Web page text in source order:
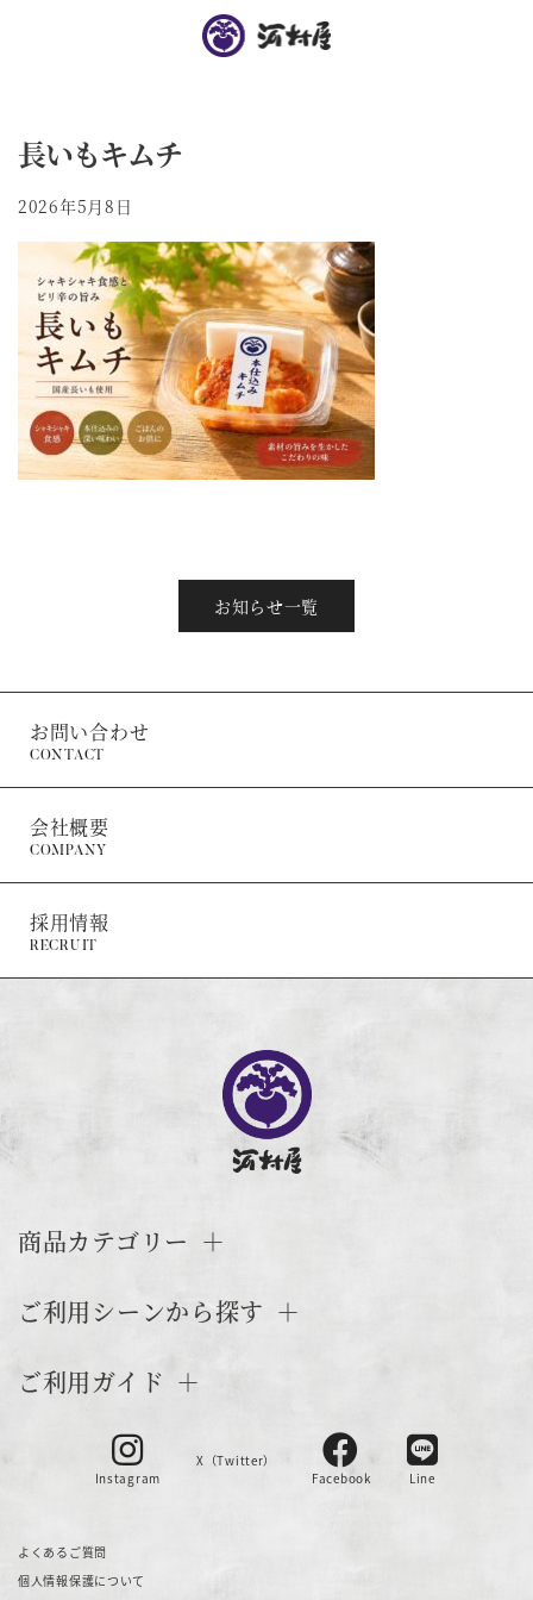
長いもキムチ
2026年5月8日
お知らせ一覧
CONTACT
お問い合わせ
COMPANY
会社概要
RECRUIT
採用情報
商品カテゴリー
ご利用シーンから探す
ご利用ガイド
Instagram
X（Twitter）
Facebook
Line
よくあるご質問
個人情報保護について